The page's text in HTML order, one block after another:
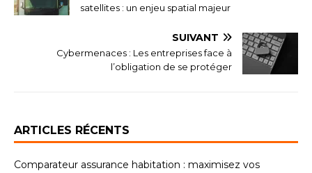
satellites : un enjeu spatial majeur
SUIVANT
Cybermenaces : Les entreprises face à
l’obligation de se protéger
ARTICLES RÉCENTS
Comparateur assurance habitation : maximisez vos